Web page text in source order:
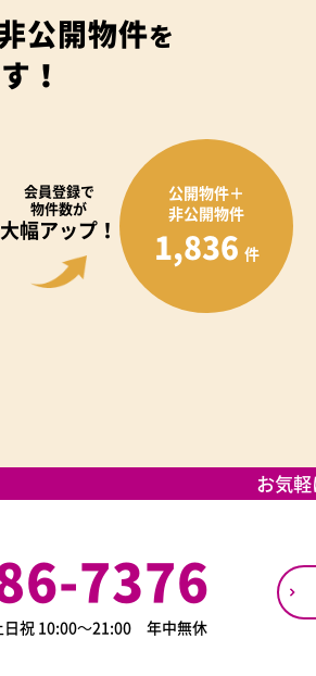
公開物件を
！
会員登録で
物件数が
大幅アップ！
公開物件＋
非公開物件
1,836 件
お気
7376
日祝 10:00～21:00 年中無休